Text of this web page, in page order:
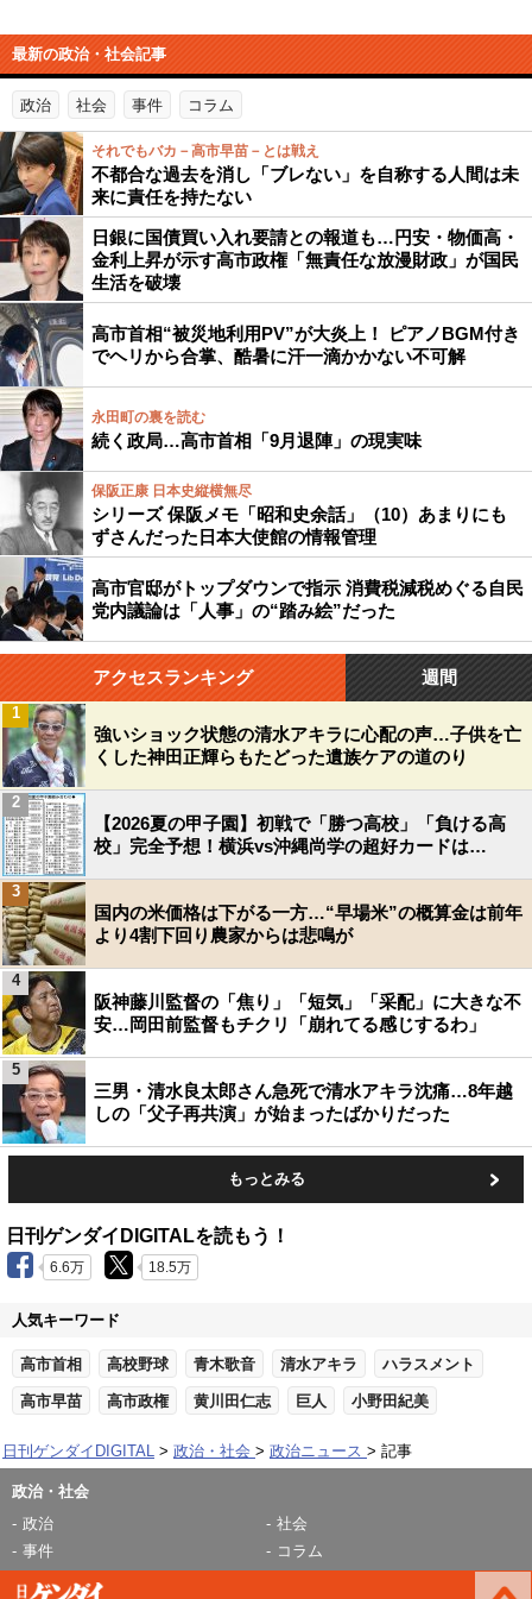
最新の政治・社会記事
政治 社会 事件 コラム
それでもバカ－高市早苗－とは戦え
不都合な過去を消し「ブレない」を自称する人間は未
来に責任を持たない
日銀に国債買い入れ要請との報道も…円安・物価高・
金利上昇が示す高市政権「無責任な放漫財政」が国民
生活を破壊
高市首相“被災地利用PV”が大炎上！ ピアノBGM付き
でヘリから合掌、酷暑に汗一滴かかない不可解
永田町の裏を読む
続く政局…高市首相「9月退陣」の現実味
保阪正康 日本史縦横無尽
シリーズ 保阪メモ「昭和史余話」（10）あまりにも
ずさんだった日本大使館の情報管理
高市官邸がトップダウンで指示 消費税減税めぐる自民
党内議論は「人事」の“踏み絵”だった
アクセスランキング 週間
強いショック状態の清水アキラに心配の声…子供を亡
くした神田正輝らもたどった遺族ケアの道のり
1
【2026夏の甲子園】初戦で「勝つ高校」「負ける高
校」完全予想！横浜vs沖縄尚学の超好カードは…
2
国内の米価格は下がる一方…“早場米”の概算金は前年
より4割下回り農家からは悲鳴が
3
阪神藤川監督の「焦り」「短気」「采配」に大きな不
安…岡田前監督もチクリ「崩れてる感じするわ」
4
三男・清水良太郎さん急死で清水アキラ沈痛…8年越
しの「父子再共演」が始まったばかりだった
5
もっとみる
日刊ゲンダイDIGITALを読もう！
6.6万 18.5万
人気キーワード
高市首相 高校野球 青木歌音 清水アキラ ハラスメント
高市早苗 高市政権 黄川田仁志 巨人 小野田紀美
日刊ゲンダイDIGITAL 政治・社会 政治ニュース 記事
政治・社会
政治
社会
事件
コラム